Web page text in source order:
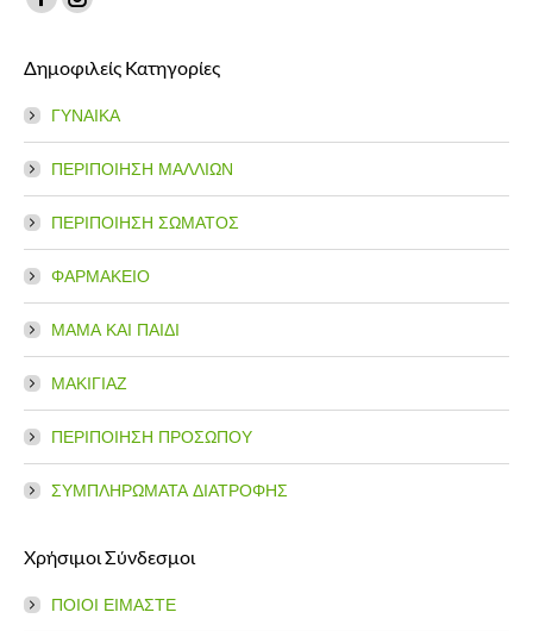
Facebook
opens
in
window
Instagram
opens
in
window
Δημοφιλείς Κατηγορίες
ΓΥΝΑΙΚΑ
ΠΕΡΙΠΟΙΗΣΗ ΜΑΛΛΙΩΝ
ΠΕΡΙΠΟΙΗΣΗ ΣΩΜΑΤΟΣ
ΦΑΡΜΑΚΕΙΟ
ΜΑΜΑ ΚΑΙ ΠΑΙΔΙ
ΜΑΚΙΓΙΑΖ
ΠΕΡΙΠΟΙΗΣΗ ΠΡΟΣΩΠΟΥ
ΣΥΜΠΛΗΡΩΜΑΤΑ ΔΙΑΤΡΟΦΗΣ
Χρήσιμοι Σύνδεσμοι
ΠΟΙΟΙ ΕΙΜΑΣΤΕ